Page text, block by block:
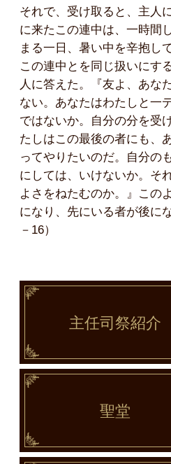
それで、受け取ると、主人
に来たこの連中は、一時間
まる一日、暑い中を辛抱し
この連中とを同じ扱いにす
人に答えた。『友よ、あな
ない。あなたはわたしと一
ではないか。自分の分を受
たしはこの最後の者にも、
ってやりたいのだ。自分の
にしては、いけないか。そ
よさをねたむのか。』この
になり、先にいる者が後に
－16）
主任司祭紹介
聖堂